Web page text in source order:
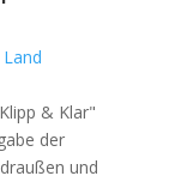
Land
& Klar"
der
und